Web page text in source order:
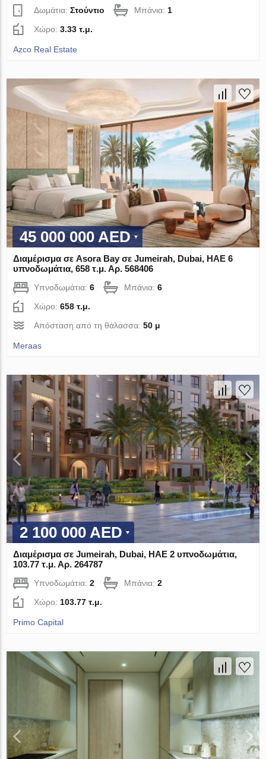
Δωμάτια:Στούντιο Μπάνια: 1
Χώρο:3.33 τ.μ.
Azco Real Estate
45 000 000 AED
Διαμέρισμα σε Asora Bay σε Jumeirah, Dubai, ΗΑΕ 6
υπνοδωμάτια, 658 τ.μ. Αρ. 568406
Υπνοδωμάτια:6 Μπάνια:6
Χώρο:658 τ.μ.
Απόσταση από τη θάλασσα:50 μ
Meraas
2 100 000 AED
Διαμέρισμα σε Jumeirah, Dubai, ΗΑΕ 2 υπνοδωμάτια,
103.77 τ.μ. Αρ. 264787
Υπνοδωμάτια:2 Μπάνια:2
Χώρο:103.77 τ.μ.
Primo Capital